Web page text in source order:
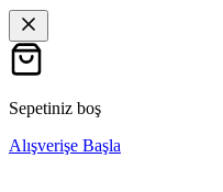
Sepetiniz boş
Alışverişe Başla